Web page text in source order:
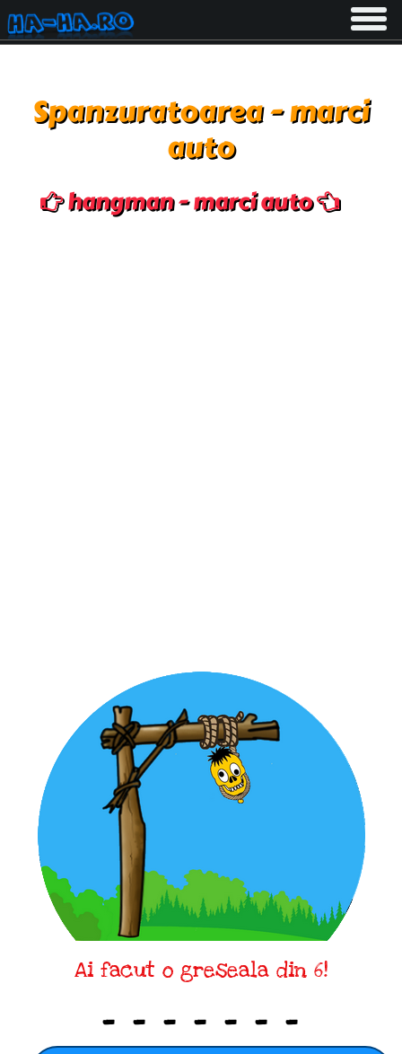
Toggle
Spanzuratoarea - marci
auto
hangman - marci auto
Ai facut o greseala din 6!
_ _ _ _ _ _ _